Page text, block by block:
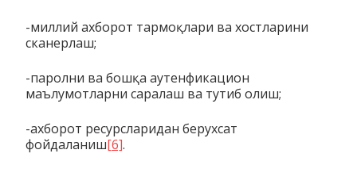
-миллий ахборот тармоқлари ва хостларини
сканерлаш;
-паролни ва бошқа аутенфикацион
маълумотларни саралаш ва тутиб олиш;
-ахборот ресурсларидан берухсат
фойдаланиш[6].